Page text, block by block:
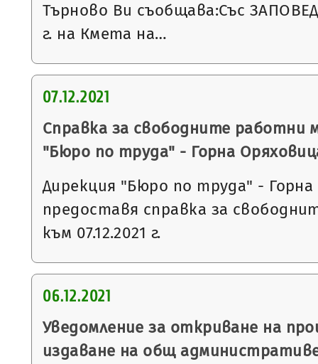
Търново Ви съобщава:Със
г. на Кмета на…
07.12.2021
Справка за свободните работни
"Бюро по труда" - Горна
Дирекция "Бюро по труда" -
предоставя справка за
към 07.12.2021 г.
06.12.2021
Уведомление за откриване на
издаване на общ